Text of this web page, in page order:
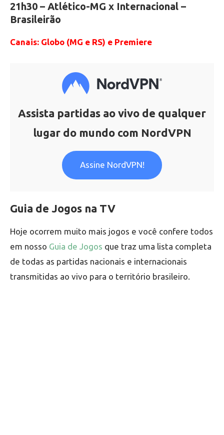
21h30 – Atlético-MG x Internacional –
Brasileirão
Canais: Globo (MG e RS) e Premiere
Assista partidas ao vivo de qualquer
lugar do mundo com NordVPN
Assine NordVPN!
Guia de Jogos na TV
Hoje ocorrem muito mais jogos e você confere todos
em nosso Guia de Jogos que traz uma lista completa
de todas as partidas nacionais e internacionais
transmitidas ao vivo para o território brasileiro.